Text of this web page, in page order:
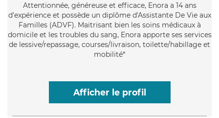
Attentionnée, généreuse et efficace, Enora a 14 ans
d'expérience et possède un diplôme d'Assistante De Vie aux
Familles (ADVF). Maitrisant bien les soins médicaux à
domicile et les troubles du sang, Enora apporte ses services
de lessive/repassage, courses/livraison, toilette/habillage et
mobilité*
Afficher le profil